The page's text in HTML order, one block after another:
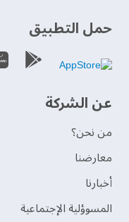
حمل التطبيق
عن الشركة
من نحن؟
‫معارضنا‬
‫أخبارنا‬
المسوؤلية الإجتماعية